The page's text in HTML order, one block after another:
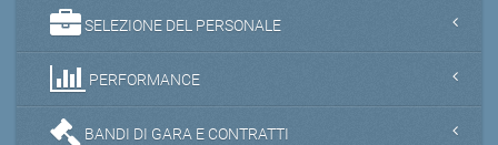
SELEZIONE DEL PERSONALE
PERFORMANCE
BANDI DI GARA E CONTRATTI